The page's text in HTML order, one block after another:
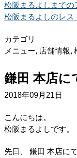
松阪まるよしまでの
松阪まるよしのレス
カテゴリ
メニュー, 店舗情報,
鎌田 本店
2018年09月21日
こんにちは。
松阪まるよしです。
先日、 鎌田 本店に